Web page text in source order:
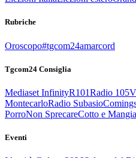
Rubriche
Oroscopo#tgcom24amarcord
Tgcom24 Consiglia
Mediaset InfinityR101Radio 105
MontecarloRadio Subasio
PorroNon SprecareCotto e
Eventi